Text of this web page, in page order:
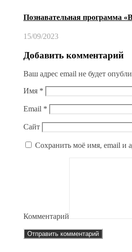
Познавательная программа
15/09/2023
Добавить комментарий
Ваш адрес email не будет
Имя *
Email *
Сайт
Сохранить моё имя, email и
Комментарий